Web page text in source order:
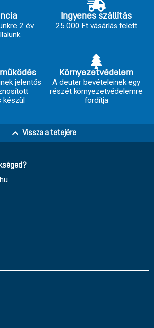
2 év
Ingyenes szállítás
25.000 Ft vásárlás felett
jelentős
készül
Környezetvédelem
A deuter bevételeinek egy
részét környezetvédelemre
fordítja
Vissza a tetejére